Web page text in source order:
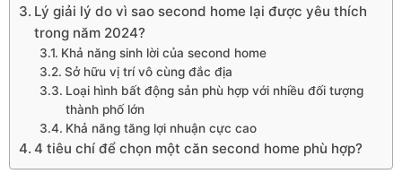
Lý giải lý do vì sao second home lại được yêu thích
trong năm 2024?
Khả năng sinh lời của second home
Sở hữu vị trí vô cùng đắc địa
Loại hình bất động sản phù hợp với nhiều đối tượng
thành phố lớn
Khả năng tăng lợi nhuận cực cao
4 tiêu chí để chọn một căn second home phù hợp?